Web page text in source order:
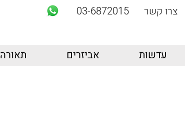
צרו קשר 03-6872015
עדשות אביזרים תאורה